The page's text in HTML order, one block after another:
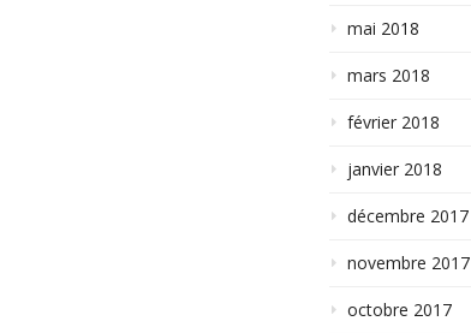
mai 2018
mars 2018
février 2018
janvier 2018
décembre 2017
novembre 2017
octobre 2017